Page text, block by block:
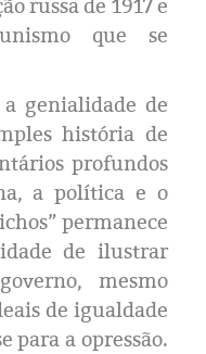
russa de 1917 e
que se
genialidade de
história de
profundos
a política e o
permanece
de ilustrar
mesmo
de igualdade
para a opressão.